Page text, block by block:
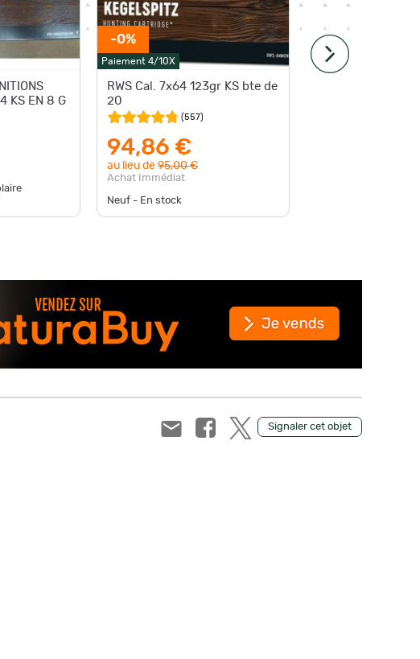
-0%
Paiement 4/10X
RWS Cal. 7x64 123gr KS bte de
20
(557)
94,86 €
au lieu de 95,00 €
Achat Immédiat
Neuf - En stock
Signaler cet objet